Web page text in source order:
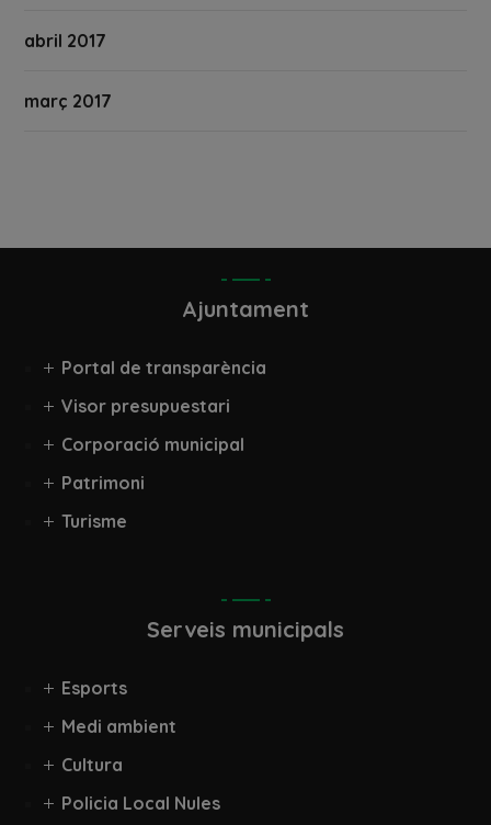
abril 2017
març 2017
Ajuntament
Portal de transparència
Visor presupuestari
Corporació municipal
Patrimoni
Turisme
Serveis municipals
Esports
Medi ambient
Cultura
Policia Local Nules